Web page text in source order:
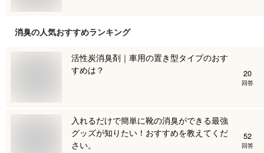
消臭の人気おすすめランキング
活性炭消臭剤｜車用の置き型タイプのおす
すめは？
20
回答
入れるだけで簡単に靴の消臭ができる最強
グッズが知りたい！おすすめを教えてくだ
さい。
52
回答